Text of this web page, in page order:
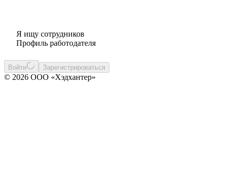
Я ищу сотрудников
Профиль работодателя
Войти Зарегистрироваться
© 2026 ООО «Хэдхантер»